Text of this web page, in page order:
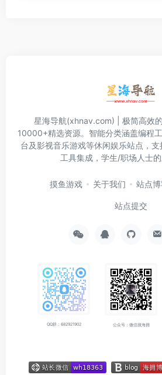
星海导航(xhnav.com) | 极简高效
10000+精选资源。智能分类涵盖编程
台及影视音乐游戏等休闲娱乐站点，
工具集成，学生/职场人士的
摸鱼游戏 关于我们 站点博
站点提交
QQ群：682921902 公众号：微信搜海拥